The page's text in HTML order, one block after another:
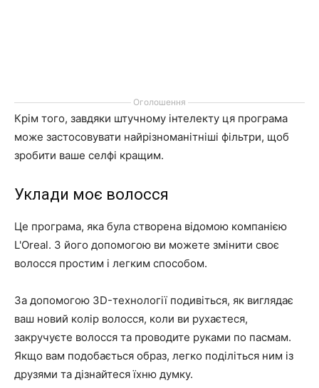
Оголошення
Крім того, завдяки штучному інтелекту ця програма
може застосовувати найрізноманітніші фільтри, щоб
зробити ваше селфі кращим.
Уклади моє волосся
Це програма, яка була створена відомою компанією
L'Oreal. З його допомогою ви можете змінити своє
волосся простим і легким способом.
За допомогою 3D-технології подивіться, як виглядає
ваш новий колір волосся, коли ви рухаєтеся,
закручуєте волосся та проводите руками по пасмам.
Якщо вам подобається образ, легко поділіться ним із
друзями та дізнайтеся їхню думку.